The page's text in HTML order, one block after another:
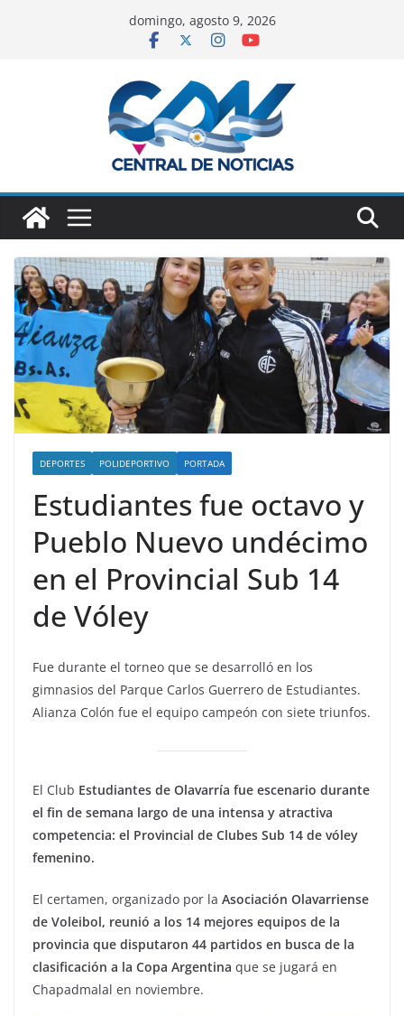
domingo, agosto 9, 2026
DEPORTES POLIDEPORTIVO PORTADA
Estudiantes fue octavo y
Pueblo Nuevo undécimo
en el Provincial Sub 14
de Vóley
Fue durante el torneo que se desarrolló en los
gimnasios del Parque Carlos Guerrero de Estudiantes.
Alianza Colón fue el equipo campeón con siete triunfos.
El Club Estudiantes de Olavarría fue escenario durante
el fin de semana largo de una intensa y atractiva
competencia: el Provincial de Clubes Sub 14 de vóley
femenino.
El certamen, organizado por la Asociación Olavarriense
de Voleibol, reunió a los 14 mejores equipos de la
provincia que disputaron 44 partidos en busca de la
clasificación a la Copa Argentina que se jugará en
Chapadmalal en noviembre.